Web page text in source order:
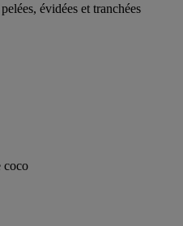
évidées et tranchées
coco